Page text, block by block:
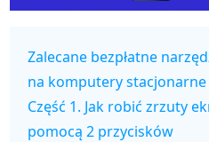
Zalecane bezpłatne
na komputery stacjonarne
Część 1. Jak robić zrzuty
pomocą 2 przycisków